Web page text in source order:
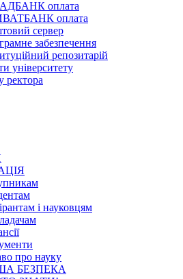
оплата
оплата
сервер
забезпечення
репозитарій
університету
ректора
і науковцям
про науку
БЕЗПЕКА